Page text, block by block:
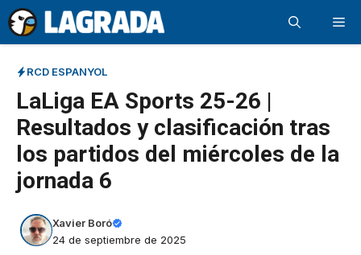
Saltar
al
contenido
RCD ESPANYOL
LaLiga EA Sports 25-26 |
Resultados y clasificación tras
los partidos del miércoles de la
jornada 6
Xavier Boró
24 de septiembre de 2025